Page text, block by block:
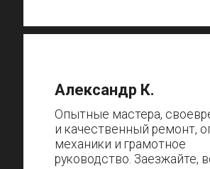
Александр К.
Опытные мастера,
и качественный ремонт,
механики и грамотное
руководство. Заезжайте,